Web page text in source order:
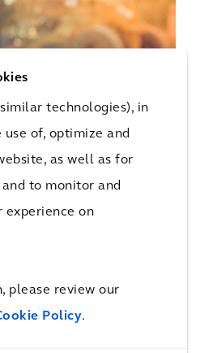
technologies), in
of, optimize and
as well as for
to monitor and
experience on
please review our
Policy.
能够帮助管理项目的整个
计到建设和运营，面面俱